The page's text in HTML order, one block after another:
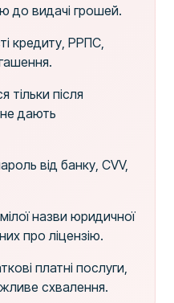
до видачі грошей.
кредиту, РРПС,
тільки після
дають
від банку, CVV,
назви юридичної
про ліцензію.
платні послуги,
схвалення.